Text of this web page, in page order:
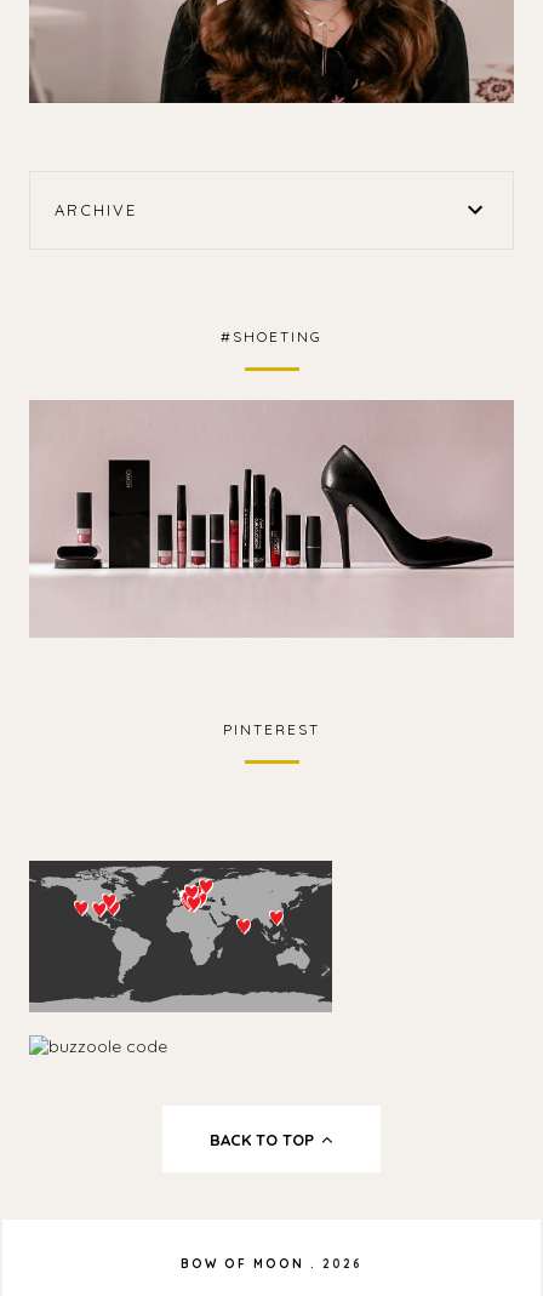
ARCHIVE
#SHOETING
PINTEREST
BACK TO TOP
BOW OF MOON . 2026